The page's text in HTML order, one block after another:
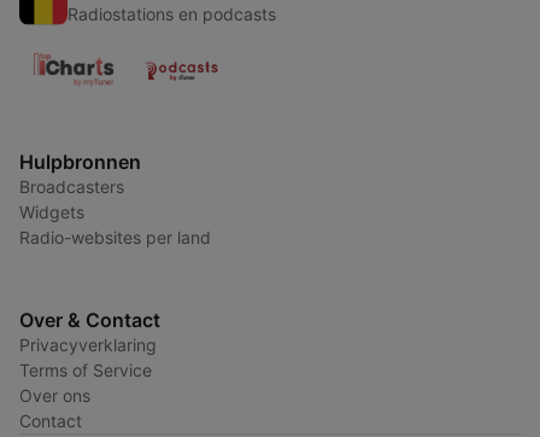
Radiostations en podcasts
Hulpbronnen
Broadcasters
Widgets
Radio-websites per land
Over & Contact
Privacyverklaring
Terms of Service
Over ons
Contact